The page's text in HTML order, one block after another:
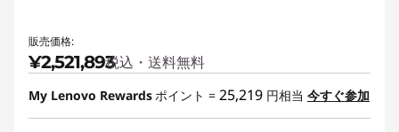
販売価格:
¥2,521,893税込・送料無料
My Lenovo Rewards ポイント = 25,219 円相当 今すぐ参加